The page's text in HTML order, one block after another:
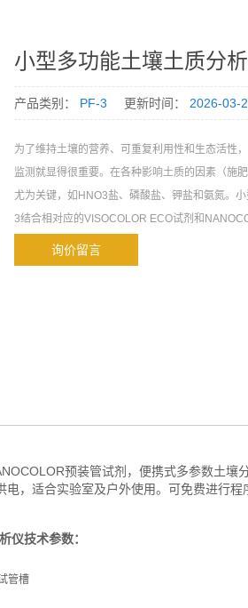
小型多功能土壤土质分
产品类别： PF-3 更新时间： 2026-03-
为了维持土壤的营养、可重复利用性和生态活性
监测就显得很重要。在各种影响土质的因素（施
尤为关键，如HNO3盐、磷酸盐、钾盐和氨氮。
3结合相对应的VISOCOLOR ECO试剂和
参数土壤分析仪PF-3可以快速准确地完成土壤土
询价留言
预装管试剂，便携式多参数土壤
，适合实验室及户外使用。可免费进行程
仪技术参数：
管槽